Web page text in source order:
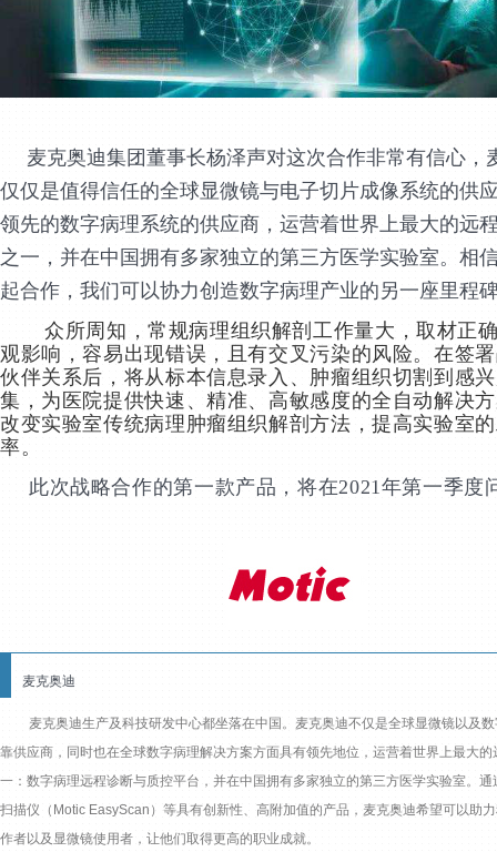
麦克奥迪集团董事长杨泽声对这次合作非常有信心，
仅仅是值得信任的全球显微镜与电子切片成像系统的供
领先的数字病理系统的供应商，运营着世界上最大的远
之一，并在中国拥有多家独立的第三方医学实验室。相
起合作，我们可以协力创造数字病理产业的另一座里程
众所周知 ，常规病理组织解剖工作量大，取材正
观影响，容易出现错误，且有交叉污染的风险。在签
伙伴关系后，将从标本信息录入、肿瘤组织切割到感
集，为医院提供快速、精准、高敏感度的全自动解决
改变实验室传统病理肿瘤组织解剖方法，提高实验室
率。
此次战略合作的第一款产品，将在2021年第一季度
麦克奥迪
麦克奥迪生产及科技研发中心都坐落在中国。麦克奥迪不仅是全球显微镜以及
靠供应商，同时也在全球数字病理解决方案方面具有领先地位，运营着世界上最大的
一：数字病理远程诊断与质控平台，并在中国拥有多家独立的第三方医学实验室。通
扫描仪（Motic EasyScan）等具有创新性、高附加值的产品，麦克奥迪希望可以助
作者以及显微镜使用者，让他们取得更高的职业成就。